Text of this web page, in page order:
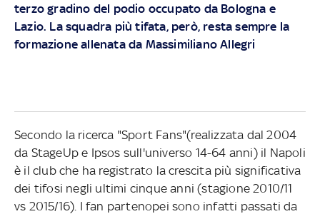
terzo gradino del podio occupato da Bologna e
Lazio. La squadra più tifata, però, resta sempre la
formazione allenata da Massimiliano Allegri
Secondo la ricerca "Sport Fans"(realizzata dal 2004
da StageUp e Ipsos sull'universo 14-64 anni) il Napoli
è il club che ha registrato la crescita più significativa
dei tifosi negli ultimi cinque anni (stagione 2010/11
vs 2015/16). I fan partenopei sono infatti passati da